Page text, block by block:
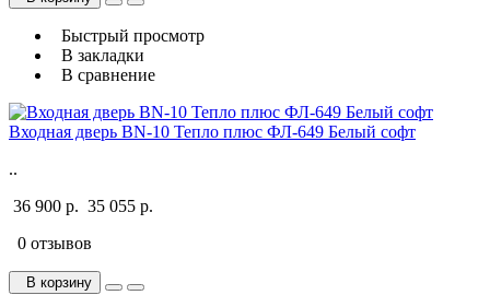
Быстрый просмотр
В закладки
В сравнение
Входная дверь BN-10 Тепло плюс ФЛ-649 Белый софт
..
36 900 р. 35 055 р.
0 отзывов
В корзину